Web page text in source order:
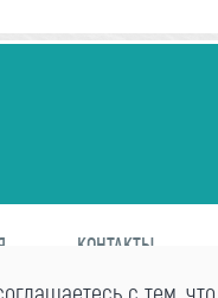
КОНТАКТЫ
с тем,